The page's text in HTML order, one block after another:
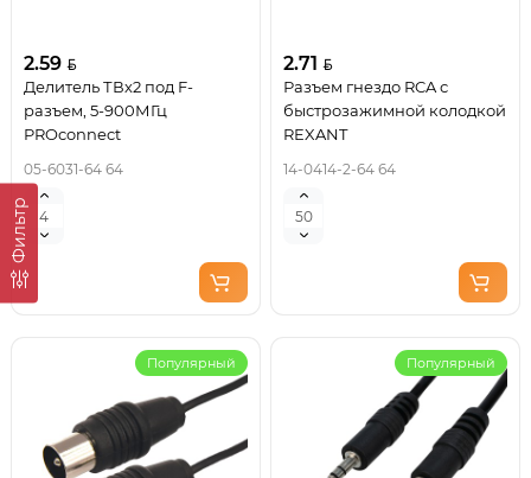
Фильтр
2.59
Делитель ТВх2 под F-
разъем, 5-900МГц
PROconnect
05-6031-64 64
2.71
Разъем гнездо RCA с
быстрозажимной колодкой
REXANT
14-0414-2-64 64
Популярный Популярный